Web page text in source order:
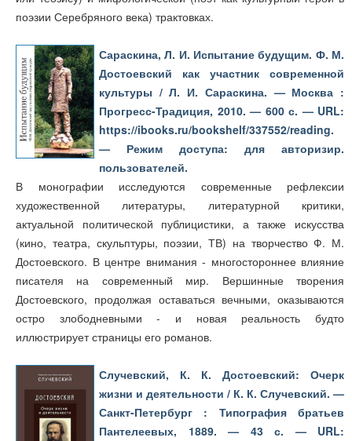
поэзии Серебряного века) трактовках.
Сараскина, Л. И. Испытание будущим. Ф. М.
Достоевский как участник современной
культуры / Л. И. Сараскина. — Москва :
Прогресс-Традиция, 2010. — 600 с. — URL:
https://ibooks.ru/bookshelf/337552/reading.
— Режим доступа: для авторизир.
пользователей.
В монографии исследуются современные рефлексии
художественной литературы, литературной критики,
актуальной политической публицистики, а также искусства
(кино, театра, скульптуры, поэзии, ТВ) на творчество Ф. М.
Достоевского. В центре внимания - многостороннее влияние
писателя на современный мир. Вершинные творения
Достоевского, продолжая оставаться вечными, оказываются
остро злободневными - и новая реальность будто
иллюстрирует страницы его романов.
Случевский, К. К. Достоевский: Очерк
жизни и деятельности / К. К. Случевский. —
Санкт-Петербург : Типография братьев
Пантелеевых, 1889. — 43 с. — URL: